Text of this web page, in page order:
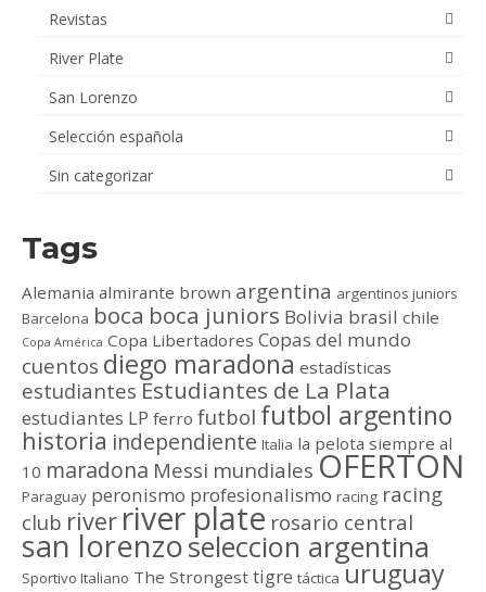
Revistas
River Plate
San Lorenzo
Selección española
Sin categorizar
Tags
Alemania almirante brown argentina argentinos juniors
Barcelona boca boca juniors Bolivia brasil chile
Copa América Copa Libertadores Copas del mundo
cuentos diego maradona estadísticas
estudiantes Estudiantes de La Plata
estudiantes LP ferro futbol futbol argentino
historia independiente Italia la pelota siempre al
10 maradona Messi mundiales OFERTON
Paraguay peronismo profesionalismo racing racing
club river river plate rosario central
san lorenzoseleccion argentina
Sportivo Italiano The Strongest tigre táctica uruguay